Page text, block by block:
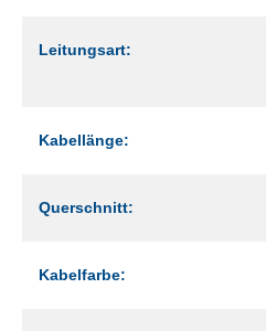
Leitungsart:
Kabellänge:
Querschnitt:
Kabelfarbe: